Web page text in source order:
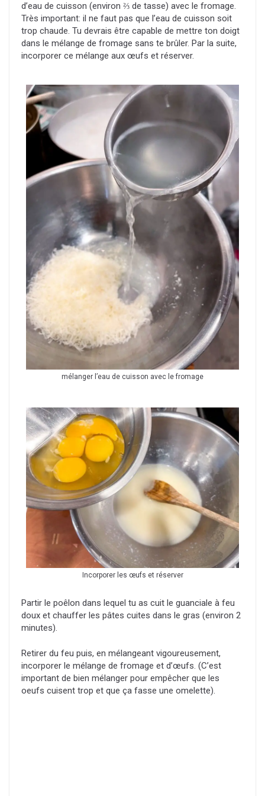
d’eau de cuisson (environ ⅔ de tasse) avec le fromage.
Très important: il ne faut pas que l’eau de cuisson soit
trop chaude. Tu devrais être capable de mettre ton doigt
dans le mélange de fromage sans te brûler. Par la suite,
incorporer ce mélange aux œufs et réserver.
mélanger l’eau de cuisson avec le fromage
Incorporer les œufs et réserver
Partir le poêlon dans lequel tu as cuit le guanciale à feu
doux et chauffer les pâtes cuites dans le gras (environ 2
minutes).
Retirer du feu puis, en mélangeant vigoureusement,
incorporer le mélange de fromage et d’œufs. (C’est
important de bien mélanger pour empêcher que les
oeufs cuisent trop et que ça fasse une omelette).